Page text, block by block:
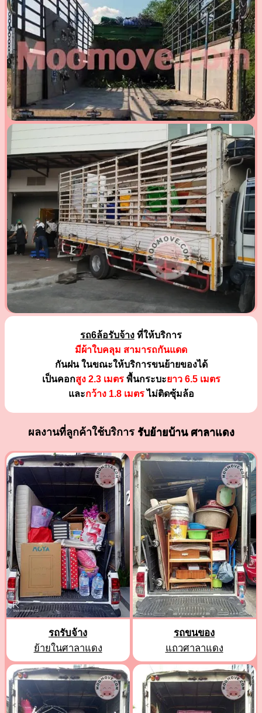
รถ6ล้อรับจ้าง ที่ให้บริการ
มีผ้าใบคลุม สามารถกันแดด
กันฝน ในขณะให้บริการขนย้ายของได้
เป็นคอกสูง 2.3 เมตรพื้นกระบะยาว 6.5 เมตร
และกว้าง 1.8 เมตรไม่ติดซุ้มล้อ
ผลงานที่ลูกค้าใช้บริการ รับย้ายบ้าน ศาลาแดง
รถรับจ้าง
ย้ายในศาลาแดง
รถขนของ
แถวศาลาแดง